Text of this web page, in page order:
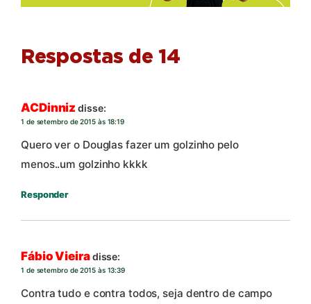
Respostas de 14
ACDinniz disse:
1 de setembro de 2015 às 18:19
Quero ver o Douglas fazer um golzinho pelo
menos..um golzinho kkkk
Responder
Fábio Vieiradisse:
1 de setembro de 2015 às 13:39
Contra tudo e contra todos, seja dentro de campo